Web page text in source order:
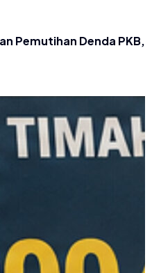
Pemutihan Denda PKB,